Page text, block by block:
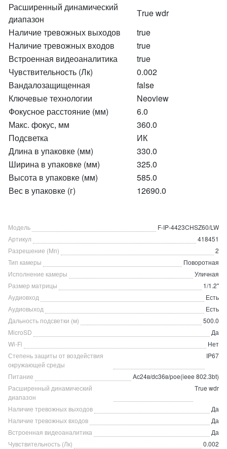
Расширенный динамический
диапазон
Тrue wdr
Наличие тревожных выходов
true
Наличие тревожных входов
true
Встроенная видеоаналитика
true
Чувствительность (Лк)
0.002
Вандалозащищенная
false
Ключевые технологии
Neoview
Фокусное расстояние (мм)
6.0
Макс. фокус, мм
360.0
Подсветка
ИК
Длина в упаковке (мм)
330.0
Ширина в упаковке (мм)
325.0
Высота в упаковке (мм)
585.0
Вес в упаковке (г)
12690.0
Модель
F-IP-4423CHSZ60/LW
Артикул
418451
Разрешение (Мп)
2
Тип камеры
Поворотная
Исполнение камеры
Уличная
Размер матрицы
1/1.2"
Аудиовход
Есть
Аудиовыход
Есть
Дальность подсветки (м)
500.0
MicroSD
Да
Wi-Fi
Нет
Степень защиты от воздействия
окружающей среды
IP67
Питание
Ac24в/dc36в/poe(ieee 802.3bt)
Расширенный динамический
диапазон
Тrue wdr
Наличие тревожных выходов
Да
Наличие тревожных входов
Да
Встроенная видеоаналитика
Да
Чувствительность (Лк)
0.002